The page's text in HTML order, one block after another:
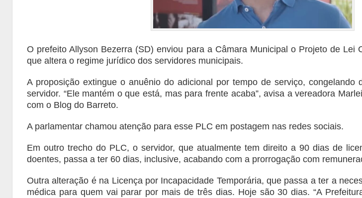
O prefeito Allyson Bezerra (SD) enviou para a Câmara Municipal o Projeto de Lei
que altera o regime jurídico dos servidores municipais.
A proposição extingue o anuênio do adicional por tempo de serviço, congelando
servidor. “Ele mantém o que está, mas para frente acaba”, avisa a vereadora
com o Blog do Barreto.
A parlamentar chamou atenção para esse PLC em postagem nas redes sociais.
Em outro trecho do PLC, o servidor, que atualmente tem direito a 90 dias de
doentes, passa a ter 60 dias, inclusive, acabando com a prorrogação com
Outra alteração é na Licença por Incapacidade Temporária, que passa a ter a
médica para quem vai parar por mais de três dias. Hoje são 30 dias. “A